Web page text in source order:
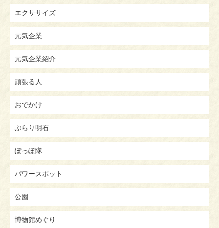
エクササイズ
元気企業
元気企業紹介
頑張る人
おでかけ
ぶらり明石
ぽっぽ隊
パワースポット
公園
博物館めぐり